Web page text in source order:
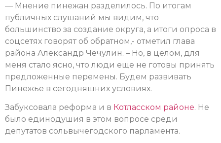
— Мнение пинежан разделилось. По итогам
публичных слушаний мы видим, что
большинство за создание округа, а итоги опроса в
соцсетях говорят об обратном,- отметил глава
района Александр Чечулин. – Но, в целом, для
меня стало ясно, что люди еще не готовы принять
предложенные перемены. Будем развивать
Пинежье в сегодняшних условиях.
Забуксовала реформа и в Котласском районе. Не
было единодушия в этом вопросе среди
депутатов сольвычегодского парламента.